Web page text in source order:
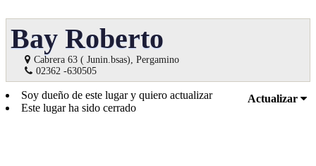
Bay Roberto
Cabrera 63 ( Junin.bsas), Pergamino
02362 -630505
Actualizar
Soy dueño de este lugar y quiero actualizar
Este lugar ha sido cerrado